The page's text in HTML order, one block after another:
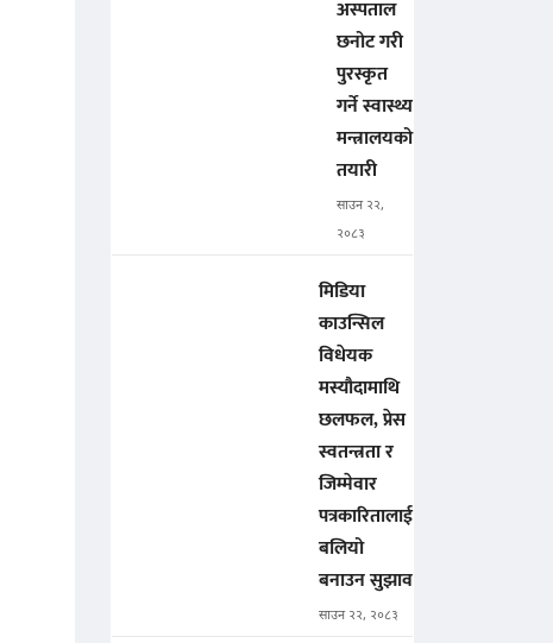
अस्पताल
छनोट गरी
पुरस्कृत
गर्ने स्वास्थ्य
मन्त्रालयको
तयारी
साउन २२,
२०८३
मिडिया
काउन्सिल
विधेयक
मस्यौदामाथि
छलफल, प्रेस
स्वतन्त्रता र
जिम्मेवार
पत्रकारितालाई
बलियो
बनाउन सुझाव
साउन २२, २०८३